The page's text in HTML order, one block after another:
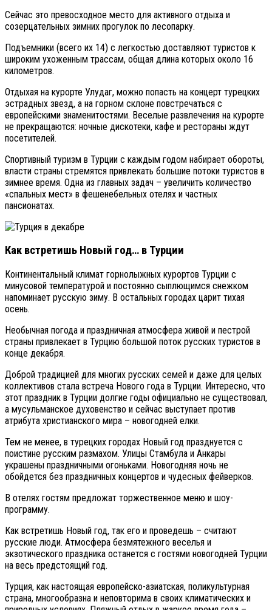
Сейчас это превосходное место для активного отдыха и
созерцательных зимних прогулок по лесопарку.
Подъемники (всего их 14) с легкостью доставляют туристов к
широким ухоженным трассам, общая длина которых около 16
километров.
Отдыхая на курорте Улудаг, можно попасть на концерт турецких
эстрадных звезд, а на горном склоне повстречаться с
европейскими знаменитостями. Веселые развлечения на курорте
не прекращаются: ночные дискотеки, кафе и рестораны ждут
посетителей.
Спортивный туризм в Турции с каждым годом набирает обороты,
власти страны стремятся привлекать большие потоки туристов в
зимнее время. Одна из главных задач – увеличить количество
«спальных мест» в фешенебельных отелях и частных
пансионатах.
Как встретишь Новый год… в Турции
Континентальный климат горнолыжных курортов Турции с
минусовой температурой и постоянно сыплющимся снежком
напоминает русскую зиму. В остальных городах царит тихая
осень.
Необычная погода и праздничная атмосфера живой и пестрой
страны привлекает в Турцию большой поток русских туристов в
конце декабря.
Доброй традицией для многих русских семей и даже для целых
коллективов стала встреча Нового года в Турции. Интересно, что
этот праздник в Турции долгие годы официально не существовал,
а мусульманское духовенство и сейчас выступает против
атрибута христианского мира – новогодней елки.
Тем не менее, в турецких городах Новый год празднуется с
поистине русским размахом. Улицы Стамбула и Анкары
украшены праздничными огоньками. Новогодняя ночь не
обойдется без праздничных концертов и чудесных фейверков.
В отелях гостям предложат торжественное меню и шоу-
программу.
Как встретишь Новый год, так его и проведешь – считают
русские люди. Атмосфера безмятежного веселья и
экзотического праздника останется с гостями новогодней Турции
на весь предстоящий год.
Турция, как настоящая европейско-азиатская, поликультурная
страна, многообразна и неповторима в своих климатических и